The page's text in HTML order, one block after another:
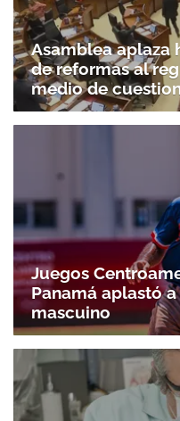
Asamblea aplaza
de reformas al
medio de
Juegos
Panamá aplastó
mascuino